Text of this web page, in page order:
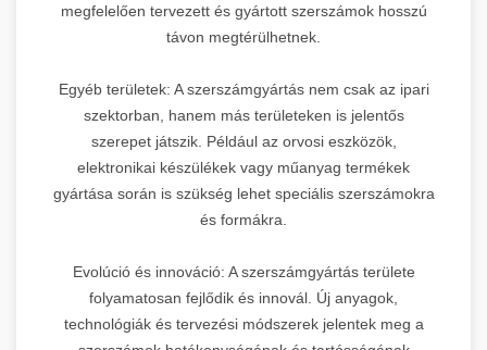
megfelelően tervezett és gyártott szerszámok hosszú
távon megtérülhetnek.
Egyéb területek: A szerszámgyártás nem csak az ipari
szektorban, hanem más területeken is jelentős
szerepet játszik. Például az orvosi eszközök,
elektronikai készülékek vagy műanyag termékek
gyártása során is szükség lehet speciális szerszámokra
és formákra.
Evolúció és innováció: A szerszámgyártás területe
folyamatosan fejlődik és innovál. Új anyagok,
technológiák és tervezési módszerek jelentek meg a